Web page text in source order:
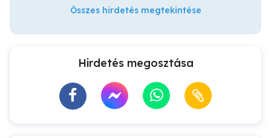
Összes hirdetés megtekintése
Hirdetés megosztása